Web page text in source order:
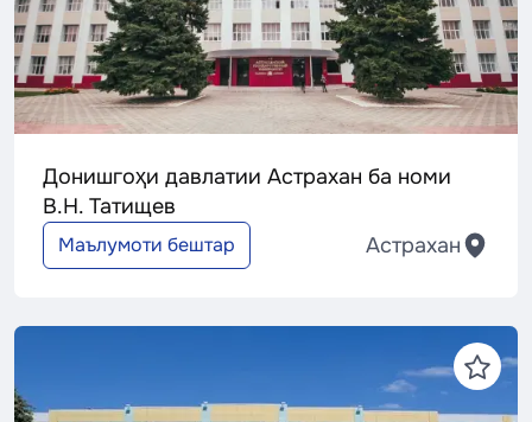
Донишгоҳи давлатии Астрахан ба номи
В.Н. Татищев
Маълумоти бештар Астрахан